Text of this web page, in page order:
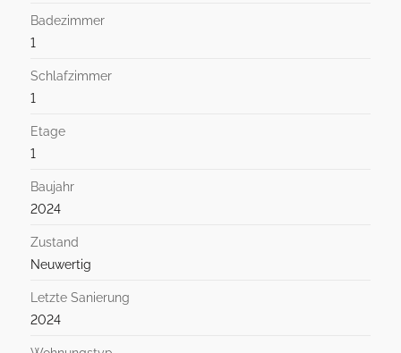
Badezimmer
1
Schlafzimmer
1
Etage
1
Baujahr
2024
Zustand
Neuwertig
Letzte Sanierung
2024